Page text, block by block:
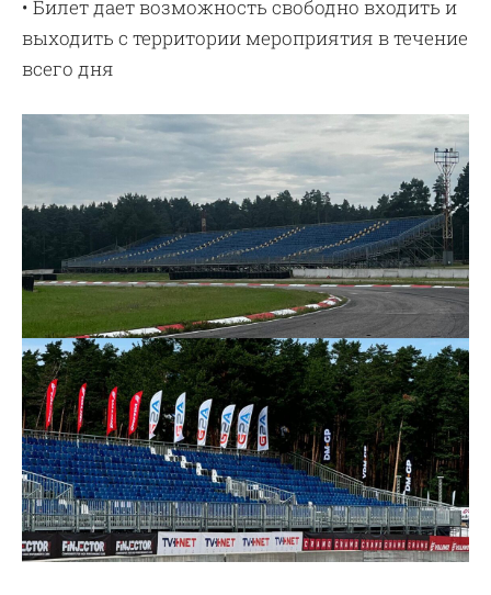
• Билет дает возможность свободно входить и
выходить с территории мероприятия в течение
всего дня